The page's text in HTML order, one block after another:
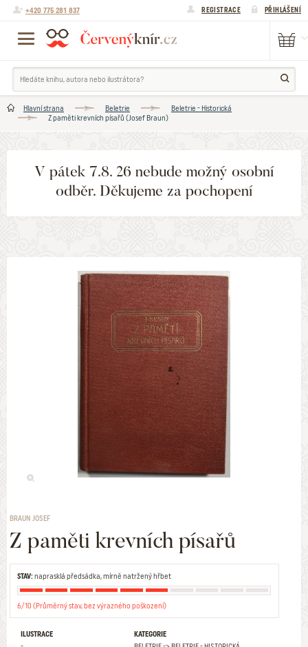
+420 775 281 837 REGISTRACE PŘIHLÁŠENÍ
Hlavní strana Beletrie
Beletrie - Historická
Z paměti krevních písařů (Josef Braun)
V pátek 7.8. 26 nebude možný osobní
odběr. Děkujeme za pochopení
BRAUN JOSEF
Z paměti krevních písařů
STAV:naprasklá předsádka, mírně natržený hřbet
6/10 (Průměrný stav, bez výrazného poškození)
ILUSTRACE
KATEGORIE